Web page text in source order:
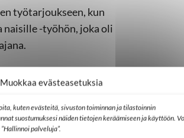
Muokkaa evästeasetuksia
kuten evästeitä, sivuston toiminnan ja tilastoinnin
suostumuksesi näiden tietojen keräämiseen ja käyttöön.
palveluja”.
työtarjoukseen, kun
-työhön, joka oli
ja rakkauttani
Pek sanoo.
oli kolmen kuukauden